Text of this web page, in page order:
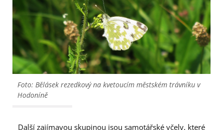
Foto: Bělásek rezedkový na kvetoucím městském trávníku v
Hodoníně
Další zajímavou skupinou jsou samotářské včely, které